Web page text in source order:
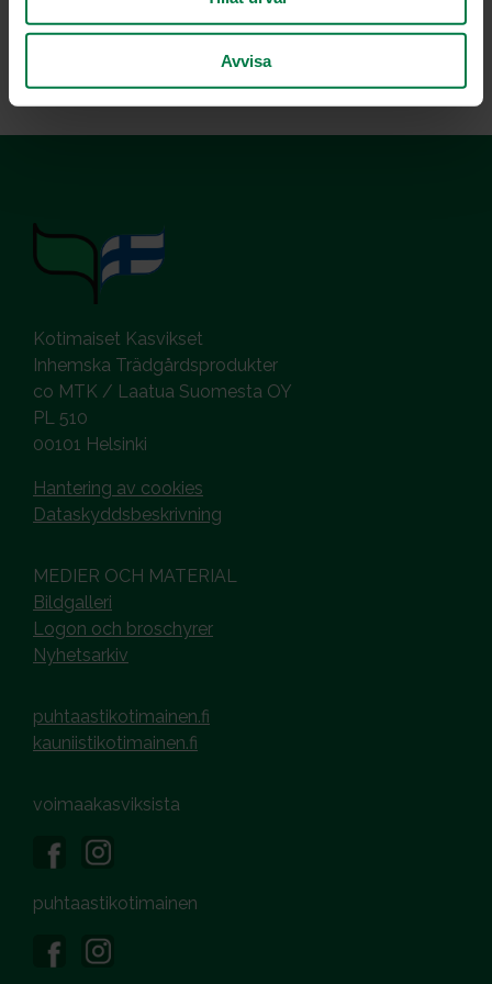
Avvisa
Odlingens Kvalitetsgård-riktlinjer
Odlarnas stödmaterial
Kotimaiset Kasvikset
Inhemska Trädgårdsprodukter
co MTK / Laatua Suomesta OY
PL 510
00101 Helsinki
Hantering av cookies
Dataskyddsbeskrivning
MEDIER OCH MATERIAL
Bildgalleri
Logon och broschyrer
Nyhetsarkiv
puhtaastikotimainen.fi
kauniistikotimainen.fi
voimaakasviksista
puhtaastikotimainen